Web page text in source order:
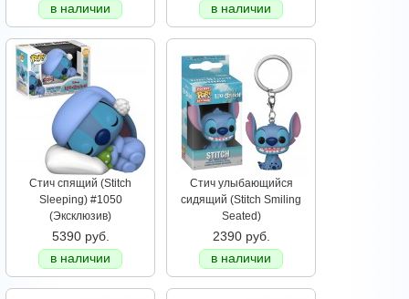
в наличии
в наличии
Стич спящий (Stitch
Sleeping) #1050
(Эксклюзив)
5390 руб.
в наличии
Стич улыбающийся
сидящий (Stitch Smiling
Seated)
2390 руб.
в наличии